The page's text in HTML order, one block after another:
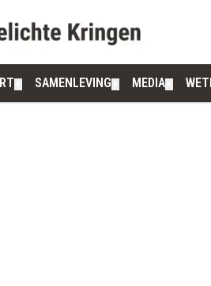
SAMENLEVING MEDIA